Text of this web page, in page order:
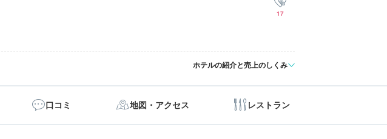
17
ホテルの紹介と売上のしくみ
口コミ 地図・アクセス レストラン